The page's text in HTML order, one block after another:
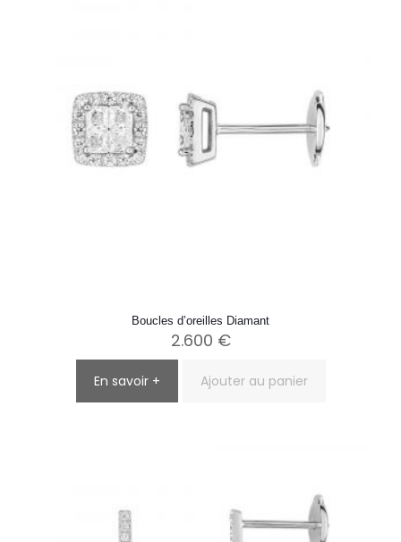
Boucles d’oreilles Diamant
2.600 €
En savoir + Ajouter au panier